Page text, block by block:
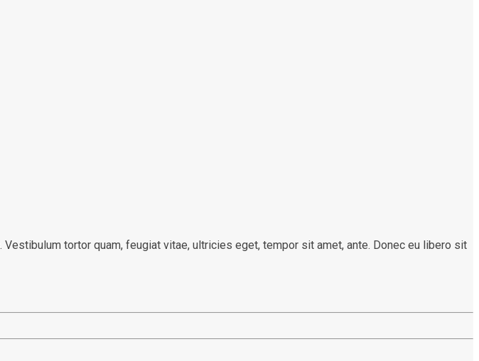
tortor quam, feugiat vitae, ultricies eget, tempor sit amet, ante. Donec eu libero sit